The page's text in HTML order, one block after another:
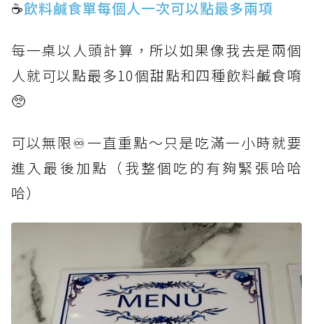
☕️飲料鹹食單每個人一次可以點最多兩項
每一桌以人頭計算，所以如果像我去是兩個
人就可以點最多10個甜點和四種飲料鹹食唷
🥺
可以無限♾️️一直重點～只是吃滿一小時就要
進入最後加點（我整個吃的有夠緊張哈哈
哈）